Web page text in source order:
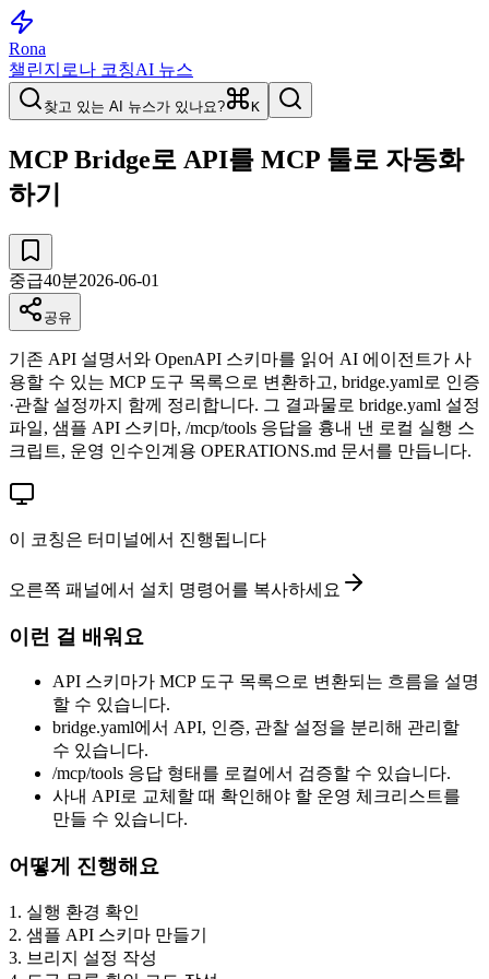
Rona
챌린지 로나 코칭AI 뉴스
찾고 있는 AI 뉴스가 있나요? K
MCP Bridge로 API를 MCP 툴로 자동화
하기
중급40분2026-06-01
공유
기존 API 설명서와 OpenAPI 스키마를 읽어 AI 에이전트가 사
용할 수 있는 MCP 도구 목록으로 변환하고, bridge.yaml로 인증
·관찰 설정까지 함께 정리합니다. 그 결과물로 bridge.yaml 설정
파일, 샘플 API 스키마, /mcp/tools 응답을 흉내 낸 로컬 실행 스
크립트, 운영 인수인계용 OPERATIONS.md 문서를 만듭니다.
이 코칭은 터미널에서 진행됩니다
오른쪽 패널에서 설치 명령어를 복사하세요
이런 걸 배워요
API 스키마가 MCP 도구 목록으로 변환되는 흐름을 설명
할 수 있습니다.
bridge.yaml에서 API, 인증, 관찰 설정을 분리해 관리할
수 있습니다.
/mcp/tools 응답 형태를 로컬에서 검증할 수 있습니다.
사내 API로 교체할 때 확인해야 할 운영 체크리스트를
만들 수 있습니다.
어떻게 진행해요
1 . 실행 환경 확인
2. 샘플 API 스키마 만들기
3. 브리지 설정 작성